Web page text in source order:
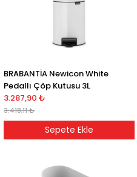
BRABANTİA Newicon White
Pedallı Çöp Kutusu 3L
3.287,90 ₺
3.418,11 ₺
Sepete Ekle